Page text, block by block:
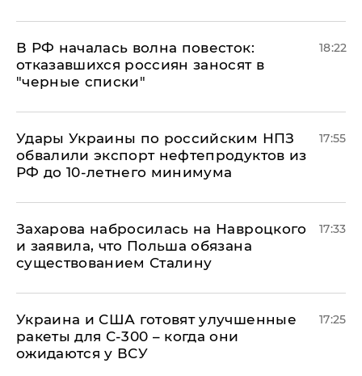
​В РФ началась волна повесток:
отказавшихся россиян заносят в
"черные списки"
18:22
Удары Украины по российским НПЗ
обвалили экспорт нефтепродуктов из
РФ до 10-летнего минимума
17:55
​Захарова набросилась на Навроцкого
и заявила, что Польша обязана
существованием Сталину
17:33
Украина и США готовят улучшенные
ракеты для С-300 – когда они
ожидаются у ВСУ
17:25